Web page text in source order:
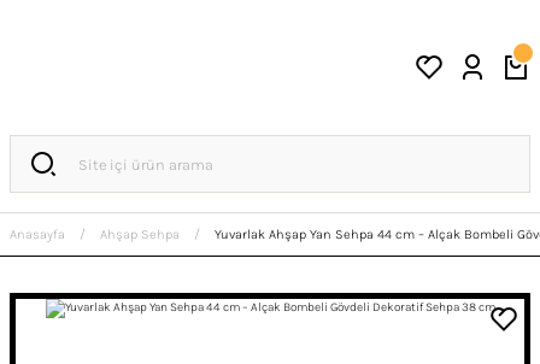
Anasayfa Ahşap Sehpa Yuvarlak Ahşap Yan Sehpa 44 cm – Alçak Bombeli